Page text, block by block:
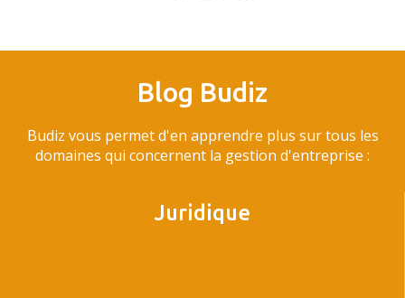
Blog Budiz
Budiz vous permet d'en apprendre plus sur tous les
domaines qui concernent la gestion d'entreprise :
Juridique